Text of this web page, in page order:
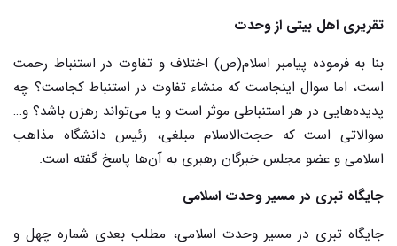
تقریری اهل بیتی از وحدت
بنا به فرموده پیامبر اسلام(ص) اختلاف و تفاوت در استنباط رحمت
است، اما سوال اینجاست که منشاء تفاوت در استنباط کجاست؟ چه
پدیده‌هایی در هر استنباطی موثر است و یا می‌تواند رهزن باشد؟ و…
سوالاتی است که حجت‌الاسلام مبلغی، رئیس دانشگاه مذاهب
اسلامی و عضو مجلس خبرگان رهبری به آن‌ها پاسخ گفته است.
جایگاه تبری در مسیر وحدت اسلامی
جایگاه تبری در مسیر وحدت اسلامی، مطلب بعدی شماره چهل ‌و